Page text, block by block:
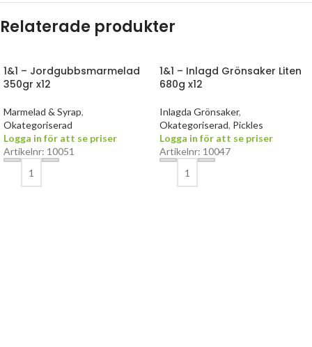
Relaterade produkter
1&1 – Jordgubbsmarmelad
350gr x12
Marmelad & Syrap,
Okategoriserad
Logga in för att se priser
Artikelnr: 10051
1&1 – Inlagd Grönsaker Liten
680g x12
Inlagda Grönsaker,
Okategoriserad, Pickles
Logga in för att se priser
Artikelnr: 10047